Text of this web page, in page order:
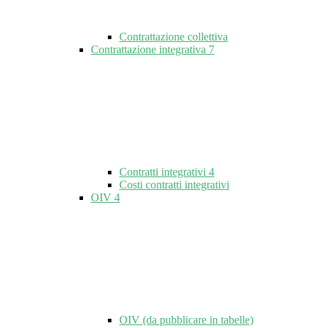
Contrattazione collettiva
Contrattazione integrativa 7
Contratti integrativi 4
Costi contratti integrativi
OIV 4
OIV (da pubblicare in tabelle)